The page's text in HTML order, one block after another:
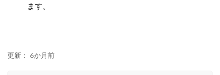
ます。
更新： 6か月前